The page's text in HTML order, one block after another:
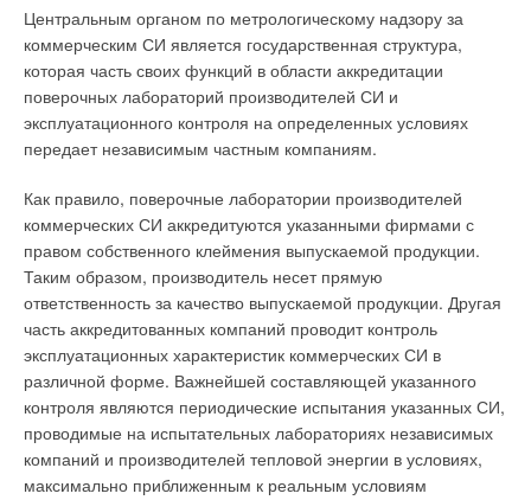
Центральным органом по метрологическому надзору за
коммерческим СИ является государственная структура,
которая часть своих функций в области аккредитации
поверочных лабораторий производителей СИ и
эксплуатационного контроля на определенных условиях
передает независимым частным компаниям.
Как правило, поверочные лаборатории производителей
коммерческих СИ аккредитуются указанными фирмами с
правом собственного клеймения выпускаемой продукции.
Таким образом, производитель несет прямую
ответственность за качество выпускаемой продукции. Другая
часть аккредитованных компаний проводит контроль
эксплуатационных характеристик коммерческих СИ в
различной форме. Важнейшей составляющей указанного
контроля являются периодические испытания указанных СИ,
проводимые на испытательных лабораториях независимых
компаний и производителей тепловой энергии в условиях,
максимально приближенным к реальным условиям